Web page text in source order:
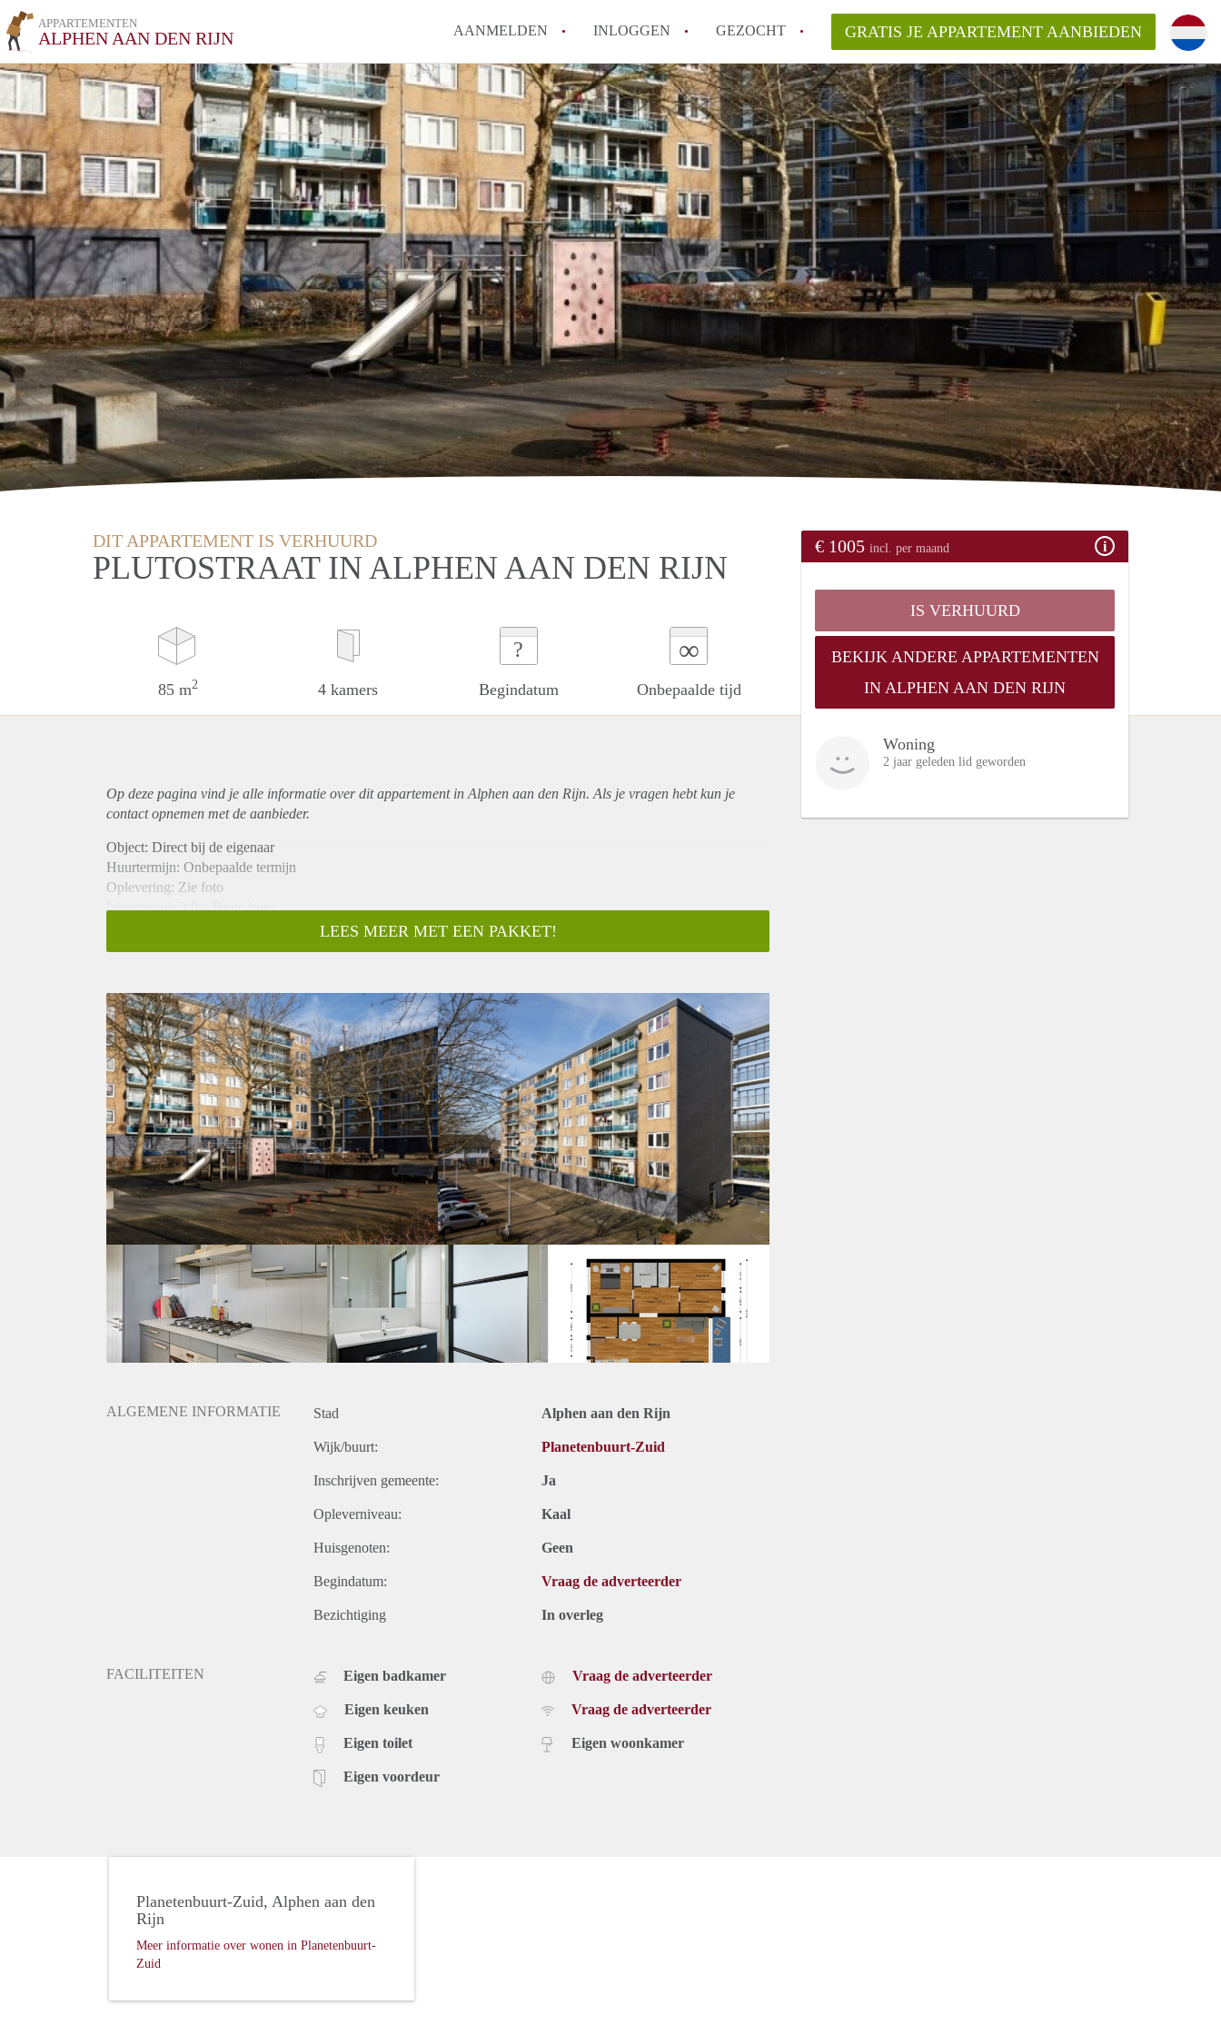
APPARTEMENTEN
ALPHEN AAN DEN RIJN AANMELDEN INLOGGEN GEZOCHT GRATIS JE APPARTEMENT AANBIEDEN
DIT APPARTEMENT IS VERHUURD
PLUTOSTRAAT IN ALPHEN AAN DEN RIJN
85 m2 4 kamers
?
Begindatum
∞
Onbepaalde tijd
€ 1005 incl. per maand
IS VERHUURD
BEKIJK ANDERE APPARTEMENTEN
IN ALPHEN AAN DEN RIJN
Woning
2 jaar geleden lid geworden
Op deze pagina vind je alle informatie over ditappartementin Alphen aan den Rijn. Als je vragen hebt kun je
contact opnemen met de aanbieder.
Object: Direct bij de eigenaar
Huurtermijn: Onbepaalde termijn
Oplevering: Zie foto
Inkomen eis:3,0 x Bruto huur
Borg: 1 Maand
Huisdieren toegestaan: Afhankelijk van de Eigenaar
Huurtoeslag grens: Nee
Geschikt voor studenten: Afhankelijk van de Eigenaar
LEES MEER MET EEN PAKKET!
ALGEMENE INFORMATIE Stad Alphen aan den Rijn
Wijk/buurt: Planetenbuurt-Zuid
Inschrijven gemeente: Ja
Opleverniveau: Kaal
Huisgenoten: Geen
Begindatum: Vraag de adverteerder
Bezichtiging In overleg
FACILITEITEN Eigen badkamer
Eigen keuken
Eigen toilet
Eigen voordeur
Vraag de adverteerder
Vraag de adverteerder
Eigen woonkamer
Planetenbuurt-Zuid, Alphen aan den
Rijn
Meer informatie over wonen in Planetenbuurt-
Zuid